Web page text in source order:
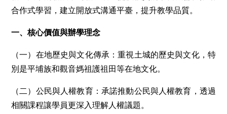
合作式學習，建立開放式溝通平臺，提升教學品質。
一、核心價值與辦學理念
（一）在地歷史與文化傳承：重視土城的歷史與文化，特
別是平埔族和觀音媽祖護祖田等在地文化。
（二）公民與人權教育：承諾推動公民與人權教育，透過
相關課程讓學員更深入理解人權議題。